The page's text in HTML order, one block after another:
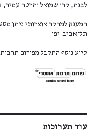
לבנת, קרן שמואל והרטה עמיר,
המענק למחקר אוצרותי ניתן
תל־אביב-יפו
סיוע נוסף התקבל מפורום
עוד תערוכות